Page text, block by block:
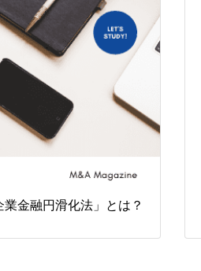
金融円滑化法」とは？